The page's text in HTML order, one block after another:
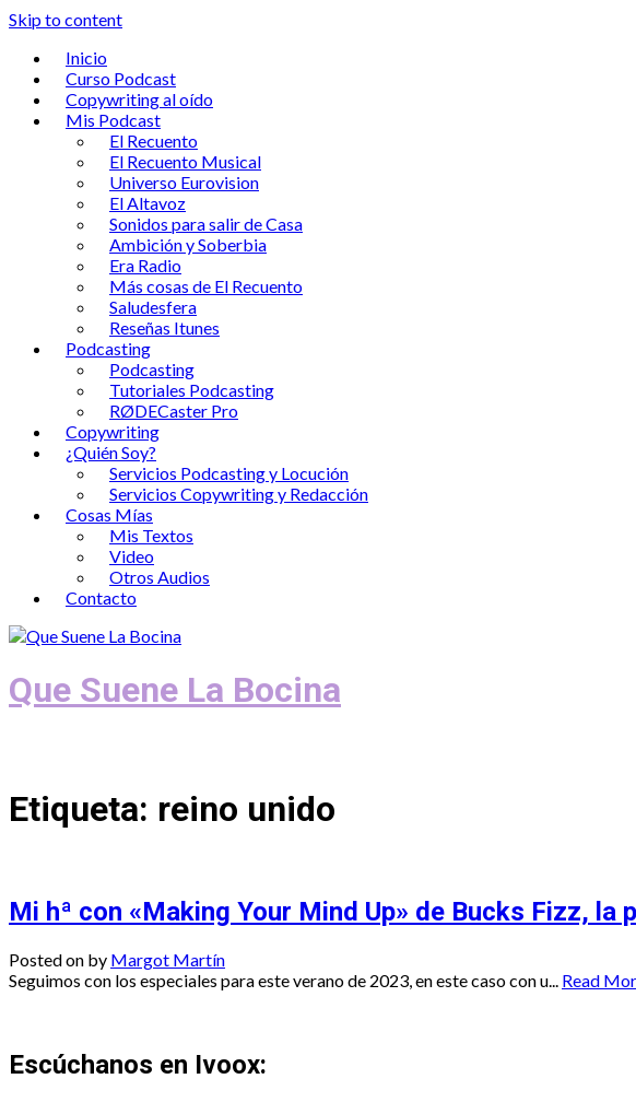
Skip to content
Inicio
Curso Podcast
Copywriting al oído
Mis Podcast
El Recuento
El Recuento Musical
Universo Eurovision
El Altavoz
Sonidos para salir de Casa
Ambición y Soberbia
Era Radio
Más cosas de El Recuento
Saludesfera
Reseñas Itunes
Podcasting
Podcasting
Tutoriales Podcasting
RØDECaster Pro
Copywriting
¿Quién Soy?
Servicios Podcasting y Locución
Servicios Copywriting y Redacción
Cosas Mías
Mis Textos
Video
Otros Audios
Contacto
Que Suene La Bocina
Etiqueta: reino unido
Mi hª con «Making Your Mind Up» de Bucks Fizz, la
Posted on by Margot Martín
Seguimos con los especiales para este verano de 2023, en este caso con u...
Read
Escúchanos en Ivoox: